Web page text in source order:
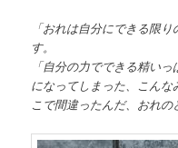
「おれは自分にできる限
す。
「自分の力でできる精い
になってしまった、こん
こで間違ったんだ、おれの